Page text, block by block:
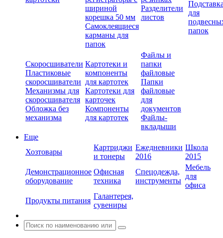
шириной
корешка 50 мм
Самоклеящиеся
карманы для
папок
Разделители
листов
для
папок
Скоросшиватели
Пластиковые
скоросшиватели
Механизмы для
скоросшивателя
Обложка без
механизма
Картотеки и
компоненты
для картотек
Картотеки для
карточек
Компоненты
для картотек
Файлы и
папки
файловые
Папки
файловые
для
документов
Файлы-
вкладыши
Еще
Хозтовары
Картриджи
и тонеры
Ежедневники
2016
Школа
2015
Демонстрационное
оборудование
Офисная
техника
Спецодежда,
инструменты
Мебель
для
офиса
Продукты питания
Галантерея,
сувениры